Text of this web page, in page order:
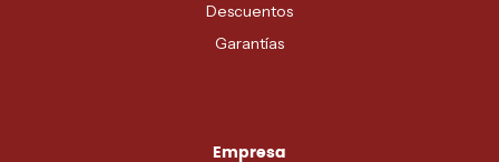
Descuentos
Garantías
Empresa